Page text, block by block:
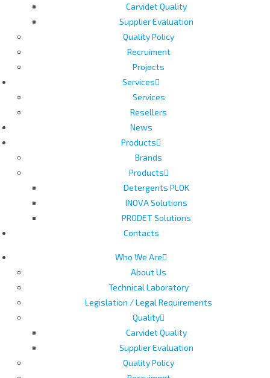
Carvidet Quality
Supplier Evaluation
Quality Policy
Recruiment
Projects
Services
Services
Resellers
News
Products
Brands
Products
Detergents PLOK
INOVA Solutions
PRODET Solutions
Contacts
Who We Are
About Us
Technical Laboratory
Legislation / Legal Requirements
Quality
Carvidet Quality
Supplier Evaluation
Quality Policy